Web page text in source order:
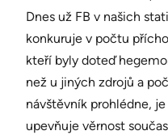
Dnes už FB v našich
konkuruje v počtu
kteří byly doteď
než u jiných zdrojů a
návštěvník prohlédne, je
upevňuje věrnost